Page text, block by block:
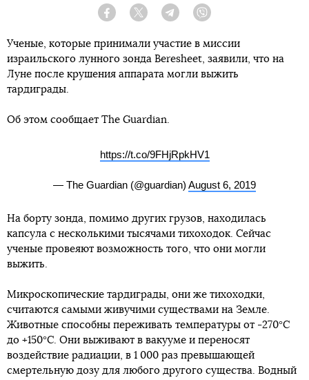
Facebook Twitter Telegram
Ученые, которые принимали участие в миссии
израильского лунного зонда Beresheet, заявили, что на
Луне после крушения аппарата могли выжить
тардиграды.
Об этом сообщает The Guardian.
https://t.co/9FHjRpkHV1
— The Guardian (@guardian) August 6, 2019
На борту зонда, помимо других грузов, находилась
капсула с несколькими тысячами тихоходок. Сейчас
ученые провеяют возможность того, что они могли
выжить.
Микроскопические тардиграды, они же тихоходки,
считаются самыми живучими существами на Земле.
Животные способны переживать температуры от -270°C
до +150°C. Они выживают в вакууме и переносят
воздействие радиации, в 1 000 раз превышающей
смертельную дозу для любого другого существа. Водный